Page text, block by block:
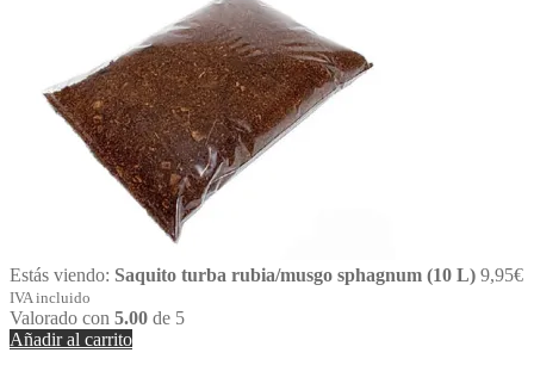
Estás viendo: Saquito turba rubia/musgo sphagnum (10 L) 9,95€
IVA incluido
Valorado con 5.00 de 5
Añadir al carrito